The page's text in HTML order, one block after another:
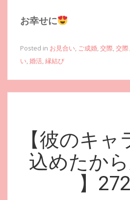
お幸せに
Posted in お見合い, ご成婚,交際,交際
い,婚活,縁結び
【彼のキ
込めたか
】